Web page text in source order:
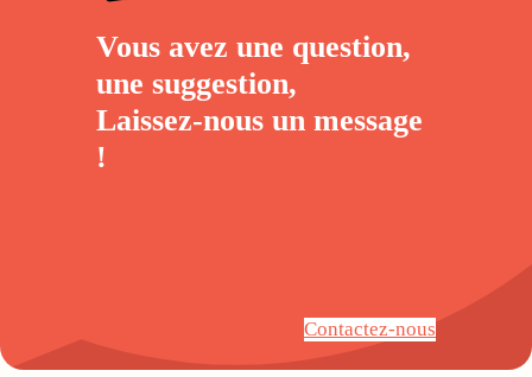
Vous avez une question,
une suggestion,
Laissez-nous un message
!
Contactez-nous